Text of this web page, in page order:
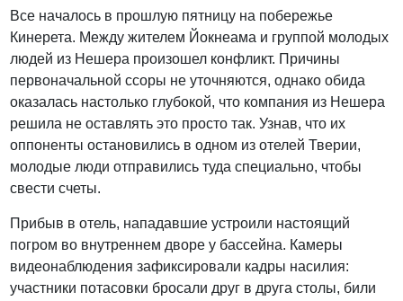
Все началось в прошлую пятницу на побережье
Кинерета. Между жителем Йокнеама и группой молодых
людей из Нешера произошел конфликт. Причины
первоначальной ссоры не уточняются, однако обида
оказалась настолько глубокой, что компания из Нешера
решила не оставлять это просто так. Узнав, что их
оппоненты остановились в одном из отелей Тверии,
молодые люди отправились туда специально, чтобы
свести счеты.
Прибыв в отель, нападавшие устроили настоящий
погром во внутреннем дворе у бассейна. Камеры
видеонаблюдения зафиксировали кадры насилия:
участники потасовки бросали друг в друга столы, били